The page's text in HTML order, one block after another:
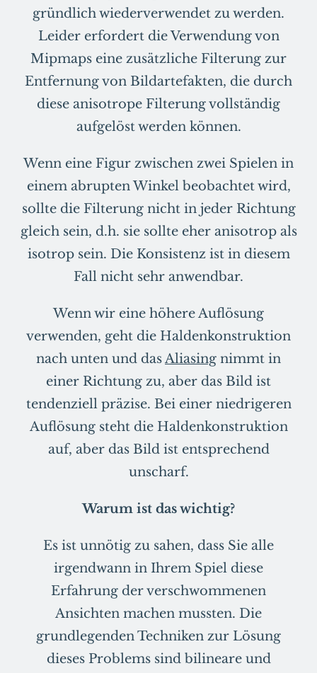
gründlich wiederverwendet zu werden.
Leider erfordert die Verwendung von
Mipmaps eine zusätzliche Filterung zur
Entfernung von Bildartefakten, die durch
diese anisotrope Filterung vollständig
aufgelöst werden können.
Wenn eine Figur zwischen zwei Spielen in
einem abrupten Winkel beobachtet wird,
sollte die Filterung nicht in jeder Richtung
gleich sein, d.h. sie sollte eher anisotrop als
isotrop sein. Die Konsistenz ist in diesem
Fall nicht sehr anwendbar.
Wenn wir eine höhere Auflösung
verwenden, geht die Haldenkonstruktion
nach unten und dasAliasing nimmt in
einer Richtung zu, aber das Bild ist
tendenziell präzise. Bei einer niedrigeren
Auflösung steht die Haldenkonstruktion
auf, aber das Bild ist entsprechend
unscharf.
Warum ist das wichtig?
Es ist unnötig zu sahen, dass Sie alle
irgendwann in Ihrem Spiel diese
Erfahrung der verschwommenen
Ansichten machen mussten. Die
grundlegenden Techniken zur Lösung
dieses Problems sind bilineare und